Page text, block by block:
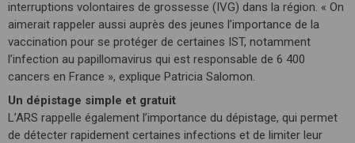
interruptions volontaires de grossesse (IVG) dans la région. « On
aimerait rappeler aussi auprès des jeunes l’importance de la
vaccination pour se protéger de certaines IST, notamment
l’infection au papillomavirus qui est responsable de 6 400
cancers en France », explique Patricia Salomon.
Un dépistage simple et gratuit
L’ARS rappelle également l’importance du dépistage, qui permet
de détecter rapidement certaines infections et de limiter leur